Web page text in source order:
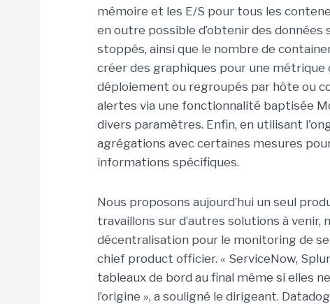
mémoire et les E/S pour tous les
en outre possible d’obtenir des données
stoppés, ainsi que le nombre de
créer des graphiques pour une
déploiement ou regroupés par hôte ou
alertes via une fonctionnalité baptisée
divers paramètres. Enfin, en utilisant
agrégations avec certaines mesures
informations spécifiques.
Nous proposons aujourd’hui un seul
travaillons sur d’autres solutions à venir,
décentralisation pour le monitoring de
chief product officier. « ServiceNow,
tableaux de bord au final même si elles
l’origine », a souligné le dirigeant.